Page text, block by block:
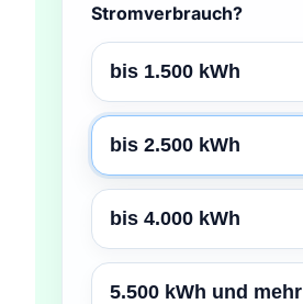
Stromverbrauch?
bis 1.500 kWh
bis 2.500 kWh
bis 4.000 kWh
5.500 kWh und mehr